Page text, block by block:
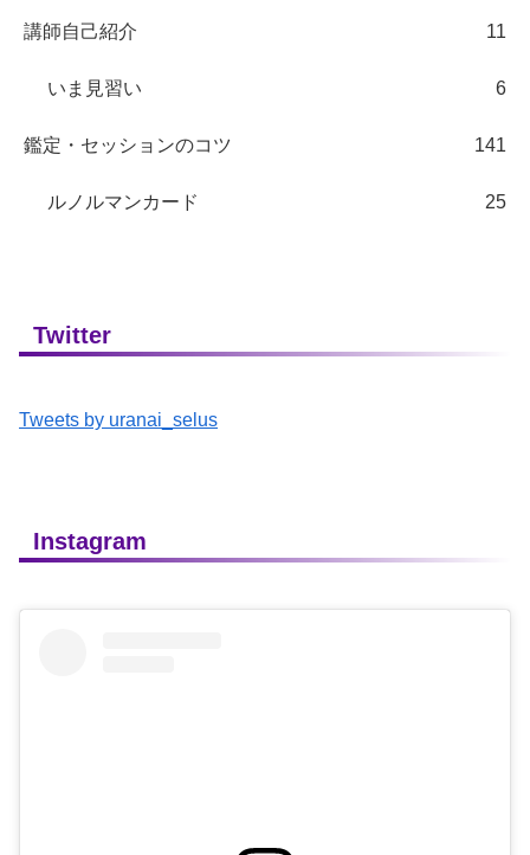
講師自己紹介 11
いま見習い 6
鑑定・セッションのコツ 141
ルノルマンカード 25
Twitter
Tweets by uranai_selus
Instagram